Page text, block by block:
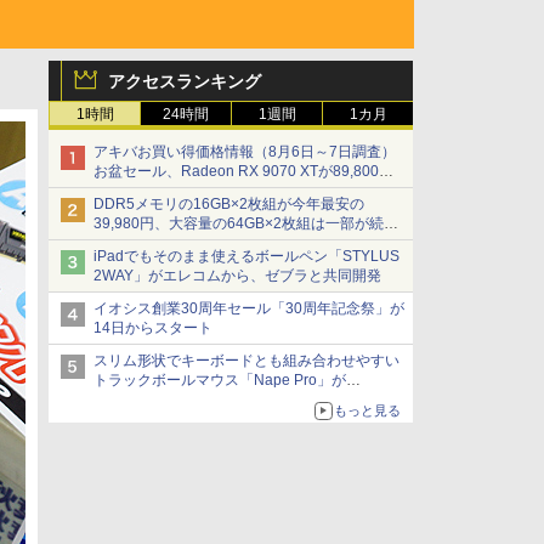
アクセスランキング
1時間 24時間 1週間 1カ月
アキバお買い得価格情報（8月6日～7日調査）
お盆セール、Radeon RX 9070 XTが89,800
円、水平周波数24.8kHz対応の17型モニターが
9,801円、暑さ指数連動セール ほか
DDR5メモリの16GB×2枚組が今年最安の
39,980円、大容量の64GB×2枚組は一部が続騰
[8月前半のメモリ価格]
iPadでもそのまま使えるボールペン「STYLUS
2WAY」がエレコムから、ゼブラと共同開発
イオシス創業30周年セール「30周年記念祭」が
14日からスタート
スリム形状でキーボードとも組み合わせやすい
トラックボールマウス「Nape Pro」が
もっと見る